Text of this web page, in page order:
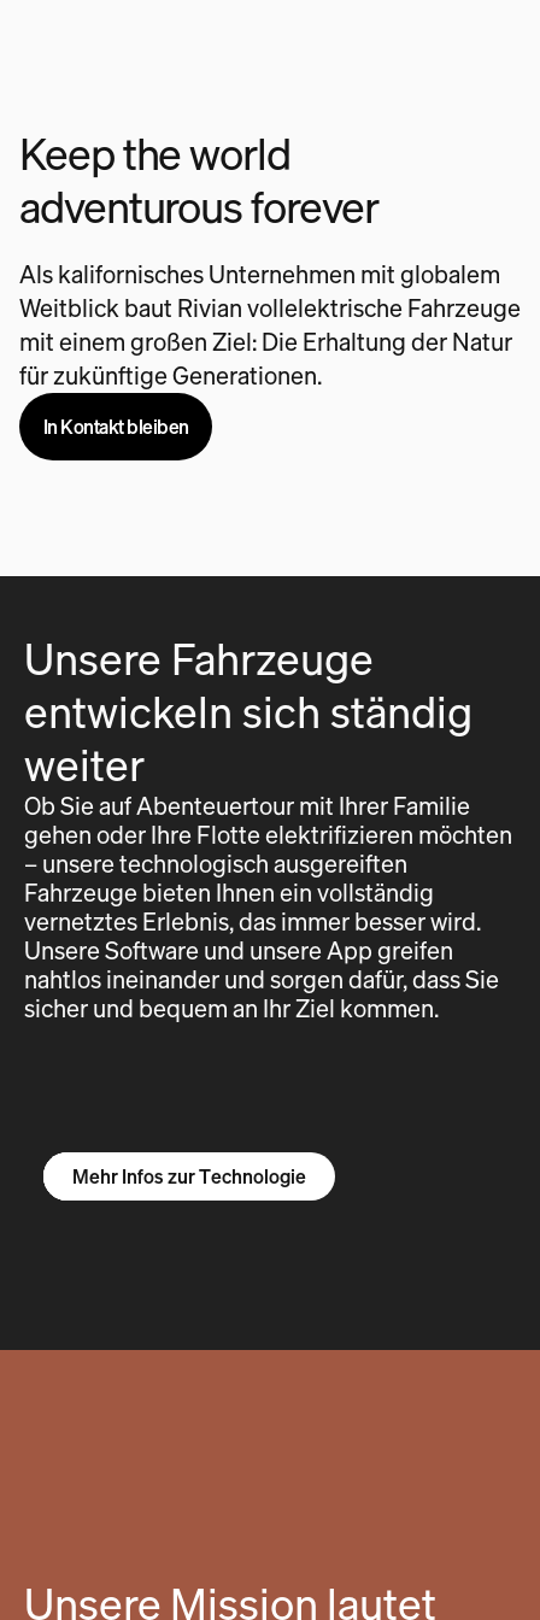
Keep the world
adventurous forever
Als kalifornisches Unternehmen mit globalem
Weitblick baut Rivian vollelektrische Fahrzeuge
mit einem großen Ziel: Die Erhaltung der Natur
für zukünftige Generationen.
In Kontakt bleiben
Unsere Fahrzeuge
entwickeln sich ständig
weiter
Ob Sie auf Abenteuertour mit Ihrer Familie
gehen oder Ihre Flotte elektrifizieren möchten
– unsere technologisch ausgereiften
Fahrzeuge bieten Ihnen ein vollständig
vernetztes Erlebnis, das immer besser wird.
Unsere Software und unsere App greifen
nahtlos ineinander und sorgen dafür, dass Sie
sicher und bequem an Ihr Ziel kommen.
Mehr Infos zum R1S
Mehr Infos zum R1T
Mehr Infos zu Vans
Mehr Infos zur Technologie
Unsere Mission lautet